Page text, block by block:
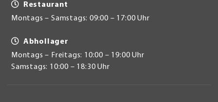
Restaurant
Montags – Samstags: 09:00 – 17:00 Uhr
Abhollager
Montags – Freitags: 10:00 – 19:00 Uhr
Samstags: 10:00 – 18:30 Uhr